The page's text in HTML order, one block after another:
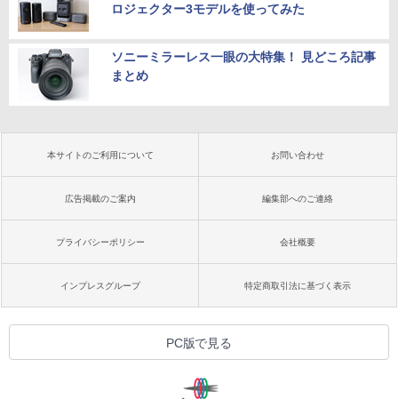
ロジェクター3モデルを使ってみた
ソニーミラーレス一眼の大特集！ 見どころ記事
まとめ
本サイトのご利用について お問い合わせ
広告掲載のご案内 編集部へのご連絡
プライバシーポリシー 会社概要
インプレスグループ 特定商取引法に基づく表示
PC版で見る